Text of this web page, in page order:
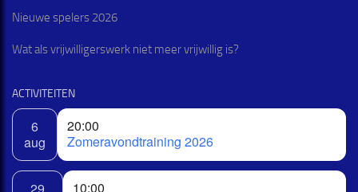
Nieuwe spelers 2026
Wat als vrijwilligerswerk niet meer vrijwillig is?
ACTIVITEITEN
6
aug
20:00
Zomeravondtraining 2026
10:00